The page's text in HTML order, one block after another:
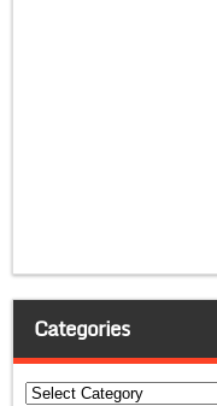
Categories
Categories